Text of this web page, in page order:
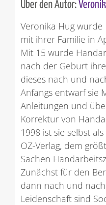
Über den Autor:
Veronika Hug
mit ihrer Familie in
Mit 15 wurde
nach der Geburt
dieses nach und
Anfangs entwarf sie
Anleitungen und
Korrektur von
1998 ist sie selbst
OZ-Verlag, dem
Sachen
Zunächst für den
dann nach und
Leidenschaft sind